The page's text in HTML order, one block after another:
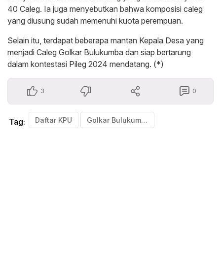
40 Caleg. Ia juga menyebutkan bahwa komposisi caleg
yang diusung sudah memenuhi kuota perempuan.
Selain itu, terdapat beberapa mantan Kepala Desa yang
menjadi Caleg Golkar Bulukumba dan siap bertarung
dalam kontestasi Pileg 2024 mendatang. (*)
3 0
Tag: Daftar KPU Golkar Bulukumba